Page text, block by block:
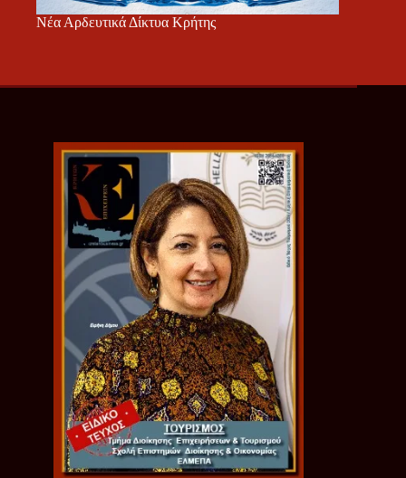
Νέα Αρδευτικά Δίκτυα Κρήτης